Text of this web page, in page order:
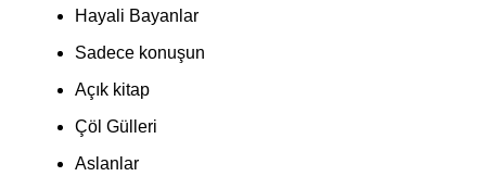
Hayali Bayanlar
Sadece konuşun
Açık kitap
Çöl Gülleri
Aslanlar